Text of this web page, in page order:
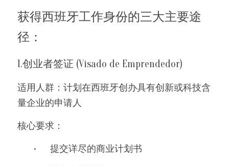
获得西班牙工作身份的三大主要途
径：
1.创业者签证 (Visado de Emprendedor)
适用人群：计划在西班牙创办具有创新或科技含
量企业的申请人
核心要求：
	•	提交详尽的商业计划书